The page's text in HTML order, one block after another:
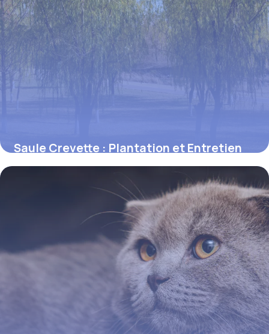
Saule Crevette : Plantation et Entretien
Guide